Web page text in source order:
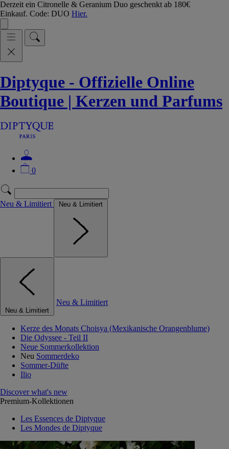
Derzeit ein Citronelle & Geranium Duo geschenkt ab 180€
Einkauf. Code: DUO Hier.
Diptyque - Offizielle Online
Boutique | Kerzen und Parfums
0
Neu & Limitiert Neu & Limitiert
Neu & Limitiert
Neu & Limitiert
Kerze des Monats Choisya (Mexikanische Orangenblume)
Die Odyssee - Teil II
Neue Sommerkollektion
Neu Sommerdeko
Sommer-Düfte
Ilio
Discover what's new
Premium-Kollektionen
Les Essences de Diptyque
Les Mondes de Diptyque